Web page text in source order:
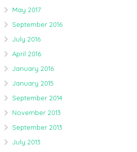
May 2017
September 2016
July 2016
April 2016
January 2016
January 2015
September 2014
November 2013
September 2013
July 2013